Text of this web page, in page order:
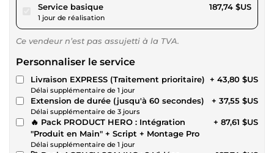
Service basiquepour 173,03 $US
1 jour de réalisation
187,74 $US
Ce vendeur n’est pas assujetti à la TVA.
Personnaliser le service
Livraison EXPRESS (Traitement prioritaire)
Délai supplémentaire de 1 jour
+ 43,80 $US
Extension de durée (jusqu'à 60 secondes)
Délai supplémentaire de 3 jours
+ 37,55 $US
🔥 Pack PRODUCT HERO : Intégration
"Produit en Main" + Script + Montage Pro
Délai supplémentaire de 1 jour
+ 87,61 $US